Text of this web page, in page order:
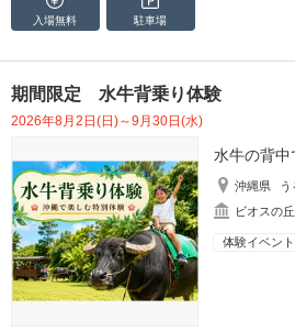
入場無料 駐車場
期間限定 水牛背乗り体験
2026年8月2日(日)～9月30日(水)
水牛の背中
沖縄県
ビオスの丘
体験イベン